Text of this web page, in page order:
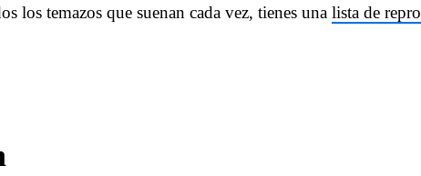
los temazos que suenan cada vez, tienes una lista de